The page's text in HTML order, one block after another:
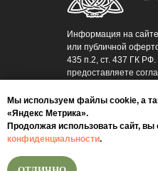
Информация на
или публичной
435 п.2, ст. 437 ГК
предоставляете
НАШИ СОЦСЕТИ
Мы используем файлы cookie, а
«Яндекс Метрика».
Продолжая использовать сайт,
конфиденциальности.